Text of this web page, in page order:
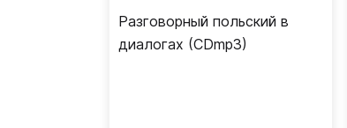
Разговорный польский в
диалогах (CDmp3)